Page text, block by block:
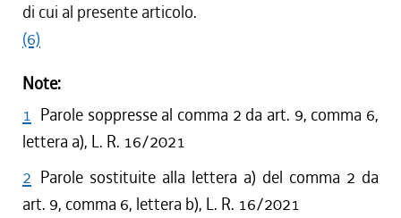
di cui al presente articolo.
(6)
Note:
1 Parole soppresse al comma 2 da art. 9, comma 6,
lettera a), L. R. 16/2021
2 Parole sostituite alla lettera a) del comma 2 da
art. 9, comma 6, lettera b), L. R. 16/2021